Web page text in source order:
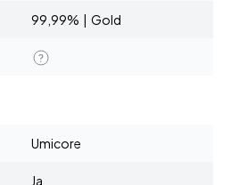
99,99% | Gold
Umicore
Ja